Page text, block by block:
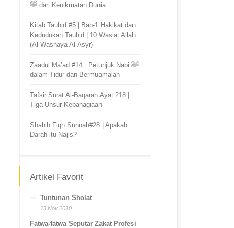
ﷺ dari Kenikmatan Dunia
Kitab Tauhid #5 | Bab-1 Hakikat dan
Kedudukan Tauhid | 10 Wasiat Allah
(Al-Washaya Al-Asyr)
Zaadul Ma’ad #14 : Petunjuk Nabi ﷺ
dalam Tidur dan Bermuamalah
Tafsir Surat Al-Baqarah Ayat 218 |
Tiga Unsur Kebahagiaan
Shahih Fiqh Sunnah#28 | Apakah
Darah itu Najis?
Artikel Favorit
Tuntunan Sholat
13 Nov 2010
Fatwa-fatwa Seputar Zakat Profesi